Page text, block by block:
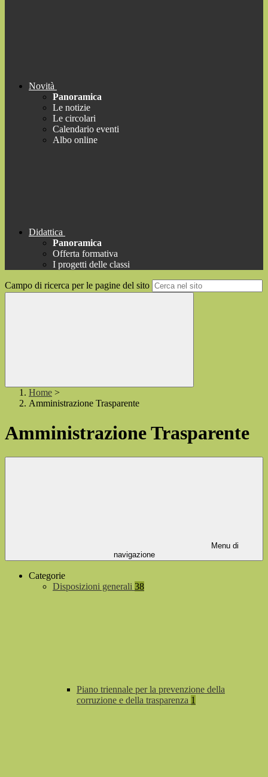
Novità
Panoramica
Le notizie
Le circolari
Calendario eventi
Albo online
Didattica
Panoramica
Offerta formativa
I progetti delle classi
Campo di ricerca per le pagine del sito
Home >
Amministrazione Trasparente
Amministrazione Trasparente
Menu di
navigazione
Categorie
Disposizioni generali 38
Piano triennale per la prevenzione della
corruzione e della trasparenza 1